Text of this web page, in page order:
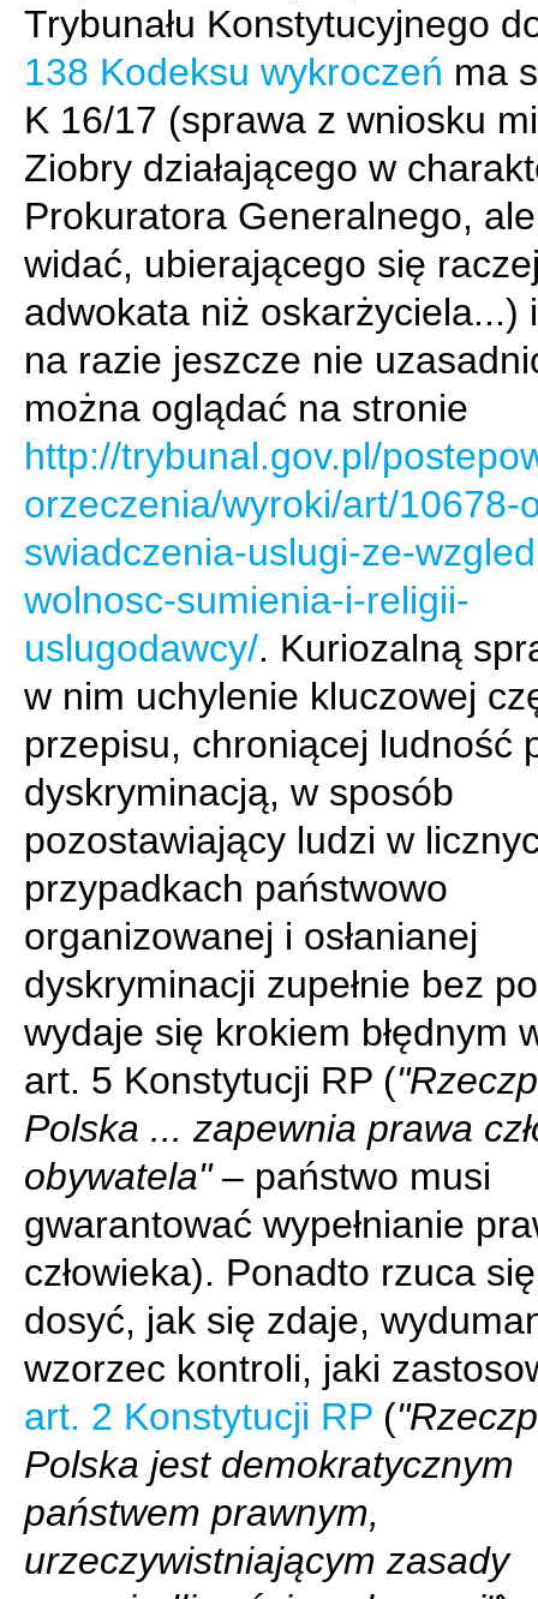
Trybunału Konstytucyjnego
138 Kodeksu wykroczeń ma
K 16/17 (sprawa z wniosku
Ziobry działającego w
Prokuratora Generalnego,
widać, ubierającego się
adwokata niż oskarżyciela...)
na razie jeszcze nie
można oglądać na stronie
http://trybunal.gov.pl/
orzeczenia/wyroki/art/10678-
swiadczenia-uslugi-ze-
wolnosc-sumienia-i-religii-
uslugodawcy/. Kuriozalną
w nim uchylenie kluczowej
przepisu, chroniącej ludność
dyskryminacją, w sposób
pozostawiający ludzi w
przypadkach państwowo
organizowanej i osłanianej
dyskryminacji zupełnie bez
wydaje się krokiem błędnym
art. 5 Konstytucji RP (
Polska ... zapewnia prawa
obywatela"– państwo musi
gwarantować wypełnianie
człowieka). Ponadto rzuca
dosyć, jak się zdaje,
wzorzec kontroli, jaki
art. 2 Konstytucji RP (
Polska jest demokratycznym
państwem prawnym,
urzeczywistniającym zasady